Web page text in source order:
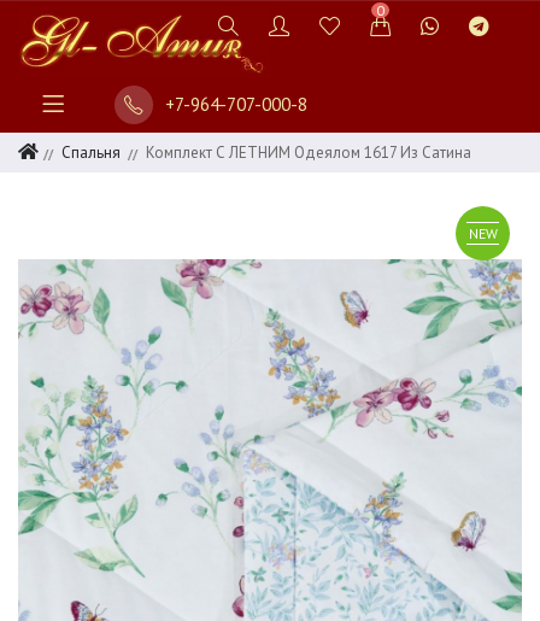
0
+7-964-707-000-8
Спальня Комплект С ЛЕТНИМ Одеялом 1617 Из Сатина
NEW